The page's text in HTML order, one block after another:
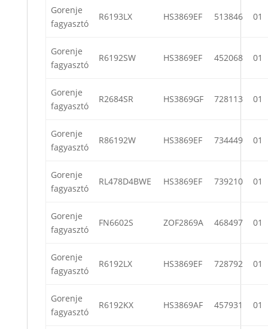
Gorenje
fagyasztó
R6193LX HS3869EF 513846 01
Gorenje
fagyasztó
R6192SW HS3869EF 452068 01
Gorenje
fagyasztó
R2684SR HS3869GF 728113 01
Gorenje
fagyasztó
R86192W HS3869EF 734449 01
Gorenje
fagyasztó
RL478D4BWE HS3869EF 739210 01
Gorenje
fagyasztó
FN6602S ZOF2869A 468497 01
Gorenje
fagyasztó
R6192LX HS3869EF 728792 01
Gorenje
fagyasztó
R6192KX HS3869AF 457931 01